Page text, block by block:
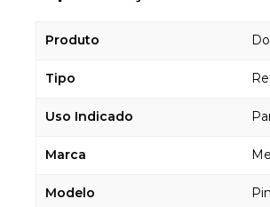
Produto
Tipo
Uso Indicado
Marca
Modelo